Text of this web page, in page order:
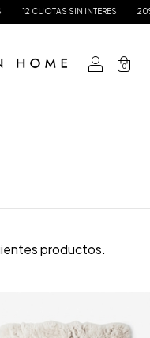
12 CUOTAS SIN INTERES 20%
0
productos.